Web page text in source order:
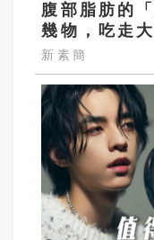
腹部脂肪的
幾物，吃走
新素簡